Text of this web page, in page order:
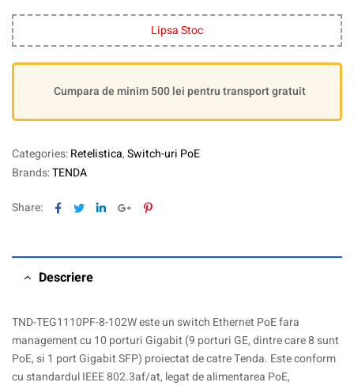
Lipsa Stoc
Cumpara de minim 500 lei pentru transport gratuit
Categories:Retelistica,Switch-uri PoE
Brands:TENDA
Share: Facebook
TwitterLinkedinGoogle+Pinterest
Descriere
TND-TEG1110PF-8-102W este un switch Ethernet PoE fara
management cu 10 porturi Gigabit (9 porturi GE, dintre care 8 sunt
PoE, si 1 port Gigabit SFP) proiectat de catre Tenda. Este conform
cu standardul IEEE 802.3af/at, legat de alimentarea PoE,